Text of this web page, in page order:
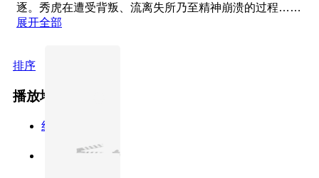
逐。秀虎在遭受背叛、流离失所乃至精神崩溃的过程……
展开全部
排序
播放地址
线路1
HD中字